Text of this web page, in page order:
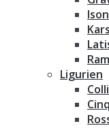
Ligurien